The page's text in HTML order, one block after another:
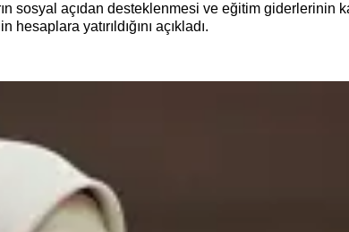
sosyal açıdan desteklenmesi ve eğitim giderlerinin
yatırıldığını açıkladı.